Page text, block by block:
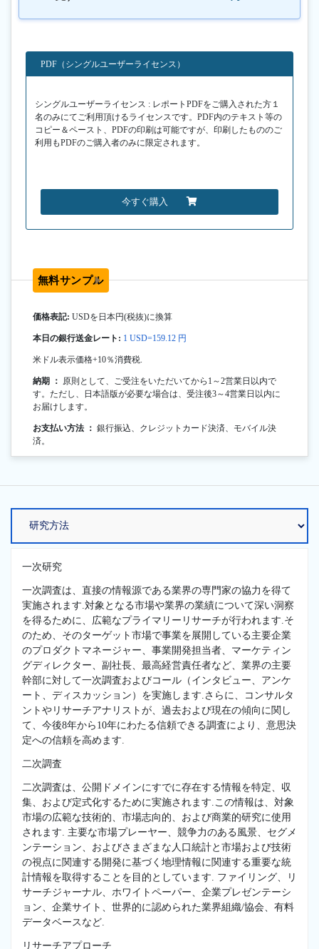
PDF（シングルユーザーライセンス）
シングルユーザーライセンス : レポートPDFをご購入された方１
名のみにてご利用頂けるライセンスです。PDF内のテキスト等の
コピー＆ペースト、PDFの印刷は可能ですが、印刷したもののご
利用もPDFのご購入者のみに限定されます。
今すぐ購入
無料サンプル
価格表記: USDを日本円(税抜)に換算
本日の銀行送金レート: 1 USD=159.12 円
米ドル表示価格+10％消費税.
納期 ： 原則として、ご受注をいただいてから1～2営業日以内で
す。ただし、日本語版が必要な場合は、受注後3～4営業日以内に
お届けします。
お支払い方法 ： 銀行振込、クレジットカード決済、モバイル決
済。
一次研究
一次調査は、直接の情報源である業界の専門家の協力を得て
実施されます.対象となる市場や業界の業績について深い洞察
を得るために、広範なプライマリーリサーチが行われます.そ
のため、そのターゲット市場で事業を展開している主要企業
のプロダクトマネージャー、事業開発担当者、マーケティン
グディレクター、副社長、最高経営責任者など、業界の主要
幹部に対して一次調査およびコール（インタビュー、アンケ
ート、ディスカッション）を実施します.さらに、コンサルタ
ントやリサーチアナリストが、過去および現在の傾向に関し
て、今後8年から10年にわたる信頼できる調査により、意思決
定への信頼を高めます.
二次調査
二次調査は、公開ドメインにすでに存在する情報を特定、収
集、および定式化するために実施されます.この情報は、対象
市場の広範な技術的、市場志向的、および商業的研究に使用
されます. 主要な市場プレーヤー、競争力のある風景、セグメ
ンテーション、およびさまざまな人口統計と市場および技術
の視点に関連する開発に基づく地理情報に関連する重要な統
計情報を取得することを目的としています. ファイリング、リ
サーチジャーナル、ホワイトペーパー、企業プレゼンテーシ
ョン、企業サイト、世界的に認められた業界組織/協会、有料
データベースなど.
リサーチアプローチ